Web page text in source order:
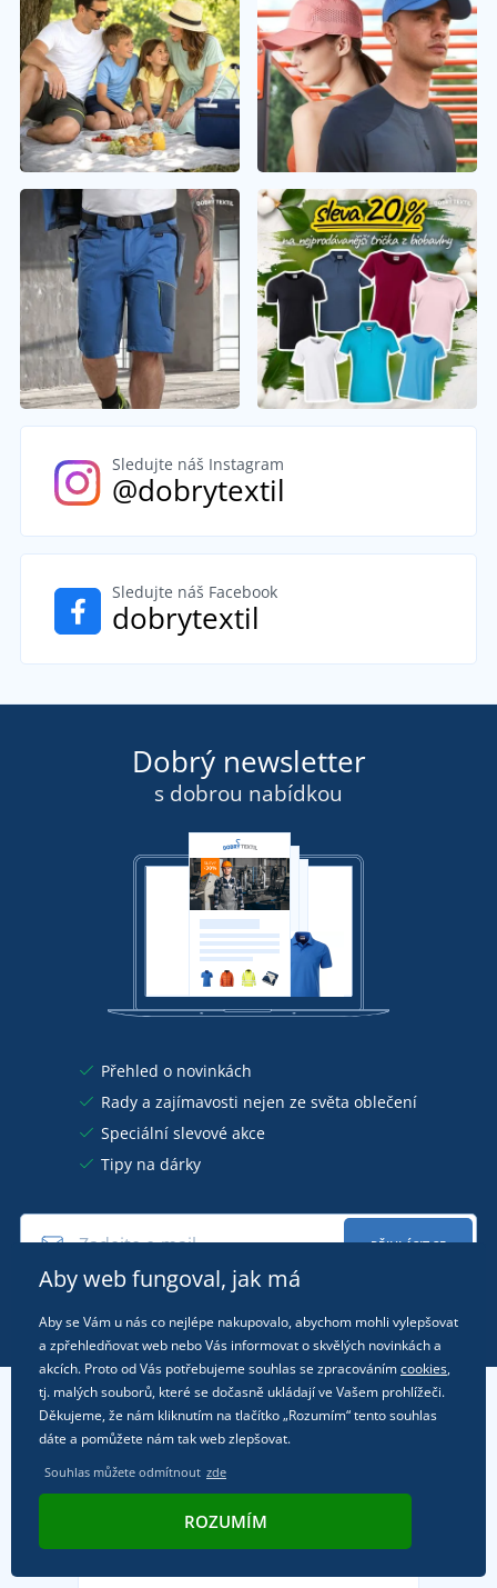
Sledujte náš Instagram
@dobrytextil
Sledujte náš Facebook
dobrytextil
Dobrý newsletter
s dobrou nabídkou
Přehled o novinkách
Rady a zajímavosti nejen ze světa oblečení
Speciální slevové akce
Tipy na dárky
PŘIHLÁSIT SE
Zákaznický servis
Kontakt
Obchodní podmínky
Doprava a platba
Vrácení zboží a reklamace
O naší firmě
Z naší poradny
Aby web fungoval, jak má
Aby se Vám u nás co nejlépe nakupovalo, abychom mohli vylepšovat
a zpřehledňovat web nebo Vás informovat o skvělých novinkách a
akcích. Proto od Vás potřebujeme souhlas se zpracovánímcookies,
tj. malých souborů, které se dočasně ukládají ve Vašem prohlížeči.
Děkujeme, že nám kliknutím na tlačítko „Rozumím“ tento souhlas
dáte a pomůžete nám tak web zlepšovat.
Souhlas můžete odmítnout zde
ROZUMÍM